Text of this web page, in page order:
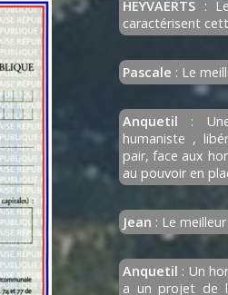
HEYVAERTS :
caractérisent
Pascale : Le
Anquetil :
humaniste ,
pair, face aux
au pouvoir en
Jean : Le meilleur
Anquetil : Un
a un projet de